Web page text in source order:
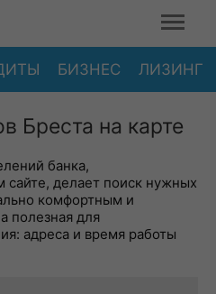
БИЗНЕС ЛИЗИНГ
Бреста на карте
банка,
сайте, делает поиск нужных
комфортным и
полезная для
адреса и время работы